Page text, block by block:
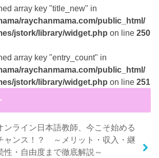
array key "title_new" in
raychanmama.com/public_html/
jstork/library/widget.php on line250
array key "entry_count" in
raychanmama.com/public_html/
jstork/library/widget.php on line251
ンライン日本語教師、今こそ始める
ャンス！？ ～メリット・収入・継
性・自由度まで徹底解説～